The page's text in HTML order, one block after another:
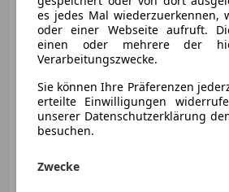
Neu 06/2023
es jedes Mal wiederzuerkennen,
oder einer Webseite aufruft.
einen oder mehrere der
Verarbeitungszwecke.
Sie können Ihre Präferenzen
erteilte Einwilligungen
unserer Datenschutzerklärung
besuchen.
Zwecke